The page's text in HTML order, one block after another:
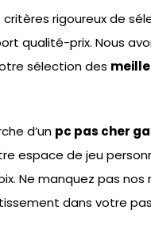
rigoureux de
qualité-prix. Nous
sélection des
d’un pc pas cher
espace de jeu
Ne manquez pas
dans votre